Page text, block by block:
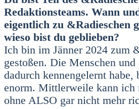
Redaktionsteams. Wann
eigent­lich zu &Radieschen
wie­so bist du geblie­ben?
Ich bin im Jän­ner 2024 zum
gesto­ßen. Die Men­schen
dadurch ken­nen­ge­lernt habe,
enorm. Mitt­ler­wei­le kann ich
ohne ALSO gar nicht mehr